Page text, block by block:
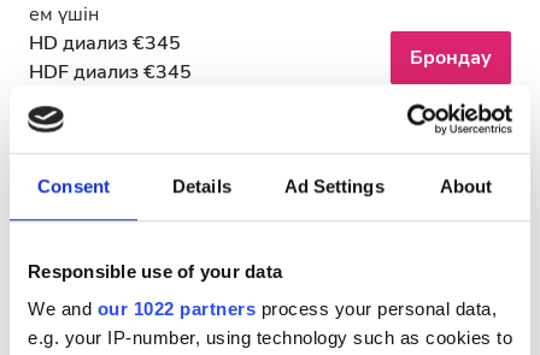
Consent Details Ad Settings About
Responsible use of your data
We and our 1022 partners process your personal data,
e.g. your IP-number, using technology such as cookies to
Тегін WiFi
Тегін тұрақ
Баға
0 - 100 EUR
ем үшін
HD диализ €345
HDF диализ €345
Брондау